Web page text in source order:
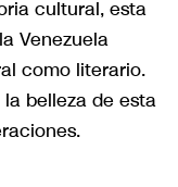
cultural, esta
Venezuela
como literario.
belleza de esta